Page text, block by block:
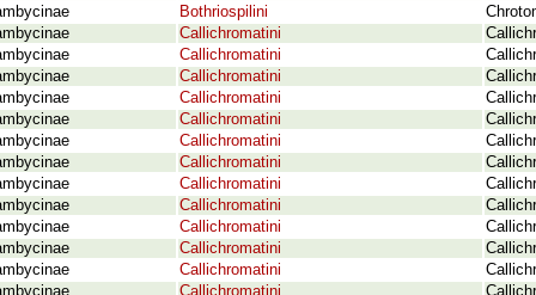
Bothriospilini
Callichromatini
Callichromatini
Callichromatini
Callichromatini
Callichromatini
Callichromatini
Callichromatini
Callichromatini
Callichromatini
Callichromatini
Callichromatini
Callichromatini
Callichromatini